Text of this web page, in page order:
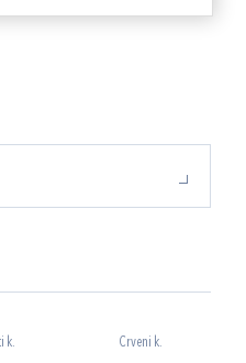
k. Crveni k.